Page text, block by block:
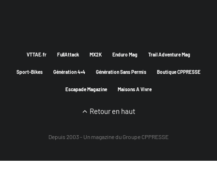
VTTAE.fr FullAttack MX2K Enduro Mag Trail Adventure Mag
Sport-Bikes Génération 4×4 Génération Sans Permis Boutique CPPRESSE
Escapade Magazine Maisons A Vivre
Retour en haut
Depuis 2003 - Un magazine du Groupe CPPRESSE